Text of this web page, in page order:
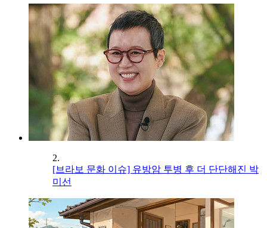
2.
[브라보 문화 이슈] 유방암 투병 후 더 단단해진 박
미선